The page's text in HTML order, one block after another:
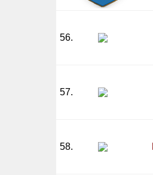
56.
57.
58.